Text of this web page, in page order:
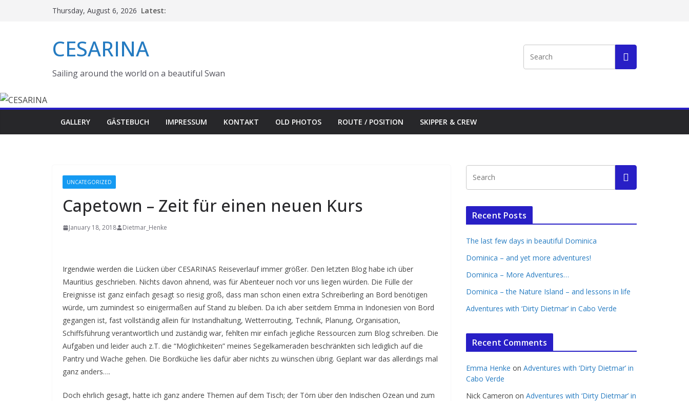
Thursday, August 6, 2026 Latest:
CESARINA
Sailing around the world on a beautiful Swan
GALLERY GÄSTEBUCH IMPRESSUM KONTAKT OLD PHOTOS ROUTE / POSITION SKIPPER & CREW
UNCATEGORIZED
Capetown – Zeit für einen neuen Kurs
January 18, 2018 Dietmar_Henke
Irgendwie werden die Lücken über CESARINAS Reiseverlauf immer größer. Den letzten Blog habe ich über
Mauritius geschrieben. Nichts davon ahnend, was für Abenteuer noch vor uns liegen würden. Die Fülle der
Ereignisse ist ganz einfach gesagt so riesig groß, dass man schon einen extra Schreiberling an Bord benötigen
würde, um zumindest so einigermaßen auf Stand zu bleiben. Da ich aber seitdem Emma in Indonesien von Bord
gegangen ist, fast vollständig allein für Instandhaltung, Wetterrouting, Technik, Planung, Organisation,
Schiffsführung verantwortlich und zuständig war, fehlten mir einfach jegliche Ressourcen zum Blog schreiben. Die
Aufgaben und leider auch z.T. die “Möglichkeiten” meines Segelkameraden beschränkten sich lediglich auf die
Pantry und Wache gehen. Die Bordküche lies dafür aber nichts zu wünschen übrig. Geplant war das allerdings mal
ganz anders….
Doch ehrlich gesagt, hatte ich ganz andere Themen auf dem Tisch; der Törn über den Indischen Ozean und zum
Recent Posts
The last few days in beautiful Dominica
Dominica – and yet more adventures!
Dominica – More Adventures…
Dominica – the Nature Island – and lessons in life
Adventures with ‘Dirty Dietmar’ in Cabo Verde
Recent Comments
Emma Henke on Adventures with ‘Dirty Dietmar’ in
Cabo Verde
Nick Cameron on Adventures with ‘Dirty Dietmar’ in